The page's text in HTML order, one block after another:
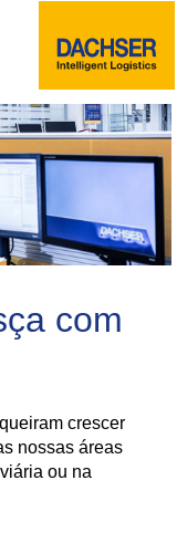
com
crescer
nossas áreas
ou na